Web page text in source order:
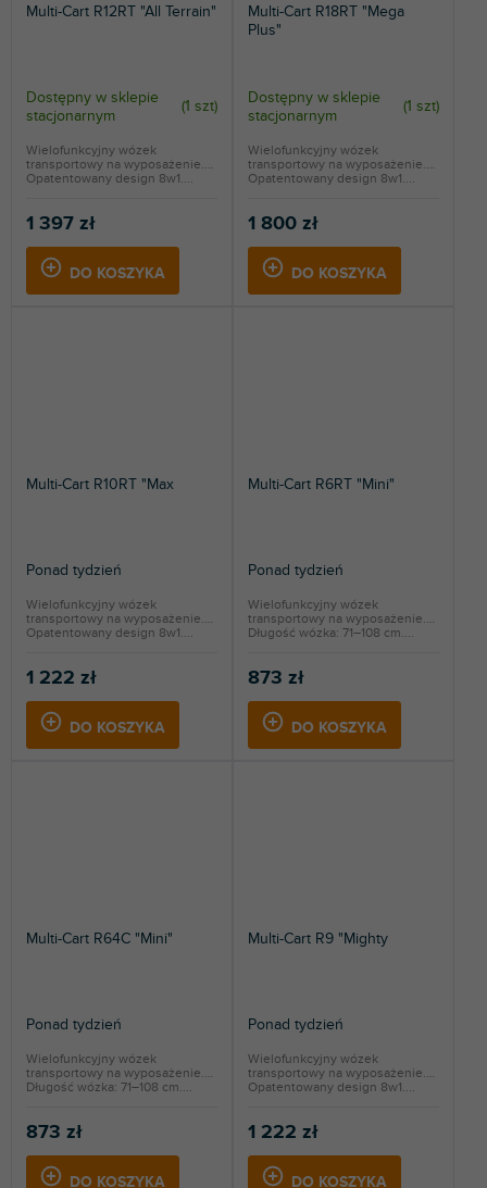
Multi-Cart R12RT "All Terrain"
Dostępny w sklepie
stacjonarnym
(1 szt)
1 397 zł
DO KOSZYKA
Wielofunkcyjny wózek
transportowy na wyposażenie.
Opatentowany design 8w1....
Multi-Cart R18RT "Mega
Plus"
Dostępny w sklepie
stacjonarnym
(1 szt)
1 800 zł
DO KOSZYKA
Wielofunkcyjny wózek
transportowy na wyposażenie.
Opatentowany design 8w1....
Multi-Cart R10RT "Max
Ponad tydzień
1 222 zł
DO KOSZYKA
Wielofunkcyjny wózek
transportowy na wyposażenie.
Opatentowany design 8w1....
Multi-Cart R6RT "Mini"
Ponad tydzień
873 zł
DO KOSZYKA
Wielofunkcyjny wózek
transportowy na wyposażenie.
Długość wózka: 71–108 cm....
Multi-Cart R64C "Mini"
Ponad tydzień
873 zł
DO KOSZYKA
Wielofunkcyjny wózek
transportowy na wyposażenie.
Długość wózka: 71–108 cm....
Multi-Cart R9 "Mighty
Ponad tydzień
1 222 zł
DO KOSZYKA
Wielofunkcyjny wózek
transportowy na wyposażenie.
Opatentowany design 8w1....